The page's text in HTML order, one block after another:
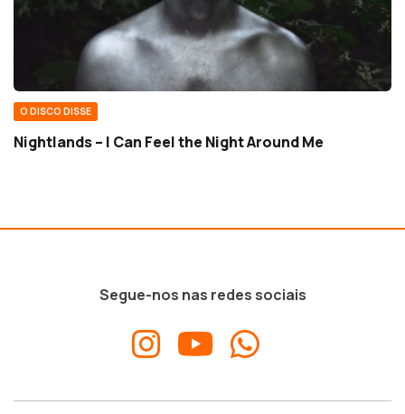
O DISCO DISSE
Nightlands – I Can Feel the Night Around Me
Segue-nos nas redes sociais